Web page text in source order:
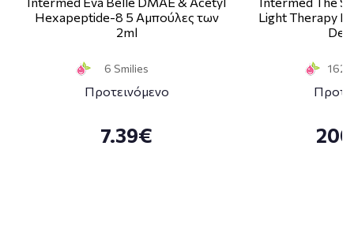
Hexapeptide-8 5 Αμπούλες των
2ml
6 Smilies
Προτεινόμενο
7.39€
Light Therapy
162